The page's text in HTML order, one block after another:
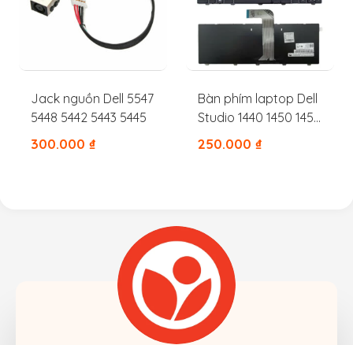
Jack nguồn Dell 5547
5448 5442 5443 5445
300.000 ₫
Bàn phím laptop Dell
Studio 1440 1450 1457
1458
250.000 ₫